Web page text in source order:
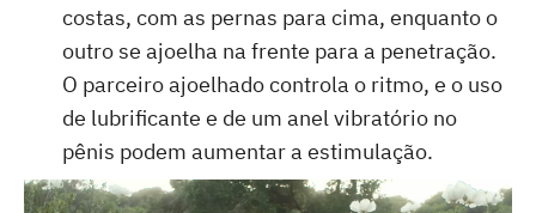
costas, com as pernas para cima, enquanto o
outro se ajoelha na frente para a penetração.
O parceiro ajoelhado controla o ritmo, e o uso
de lubrificante e de um anel vibratório no
pênis podem aumentar a estimulação.